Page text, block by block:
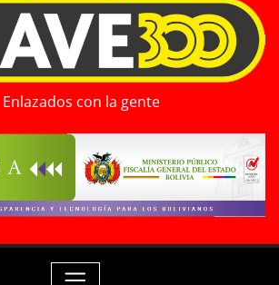
Enlazados con la gente